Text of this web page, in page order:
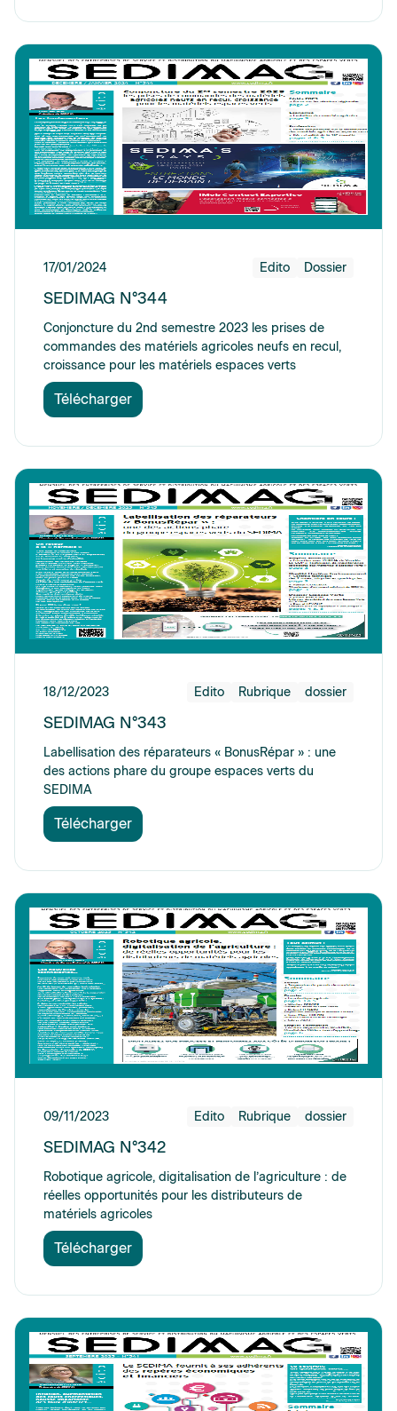
17/01/2024 Edito Dossier
SEDIMAG N°344
Conjoncture du 2nd semestre 2023 les prises de
commandes des matériels agricoles neufs en recul,
croissance pour les matériels espaces verts
Télécharger
18/12/2023 Edito Rubrique dossier
SEDIMAG N°343
Labellisation des réparateurs « BonusRépar » : une
des actions phare du groupe espaces verts du
SEDIMA
Télécharger
09/11/2023 Edito Rubrique dossier
SEDIMAG N°342
Robotique agricole, digitalisation de l’agriculture : de
réelles opportunités pour les distributeurs de
matériels agricoles
Télécharger